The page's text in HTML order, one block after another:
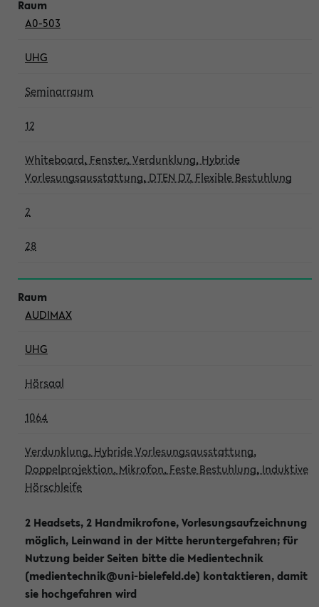
A0-503
UHG
Seminarraum
12
Whiteboard, Fenster, Verdunklung, Hybride
Vorlesungsausstattung, DTEN D7, Flexible Bestuhlung
2
28
AUDIMAX
UHG
Hörsaal
1064
Verdunklung, Hybride Vorlesungsausstattung,
Doppelprojektion, Mikrofon, Feste Bestuhlung, Induktive
Hörschleife
2 Headsets, 2 Handmikrofone, Vorlesungsaufzeichnung
möglich, Leinwand in der Mitte heruntergefahren; für
Nutzung beider Seiten bitte die Medientechnik
(medientechnik@uni-bielefeld.de) kontaktieren, damit
sie hochgefahren wird